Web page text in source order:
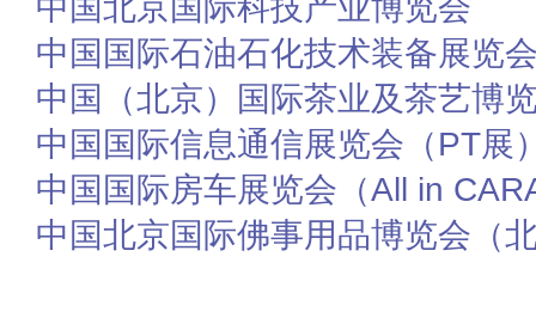
中国北京国际科技产业博览会
中国国际石油石化技术装备展览
中国（北京）国际茶业及茶艺博
中国国际信息通信展览会（PT展
中国国际房车展览会（All in
中国北京国际佛事用品博览会（